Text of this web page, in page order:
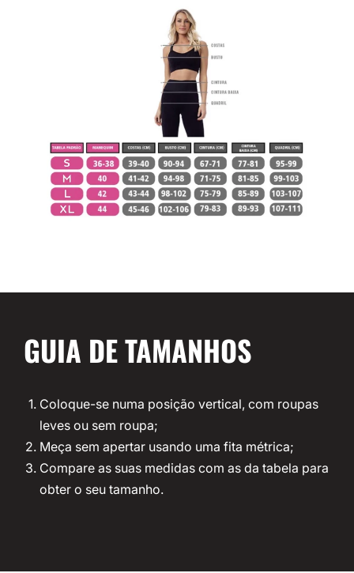
GUIA DE TAMANHOS
Coloque-se numa posição vertical, com roupas
leves ou sem roupa;
Meça sem apertar usando uma fita métrica;
Compare as suas medidas com as da tabela para
obter o seu tamanho.